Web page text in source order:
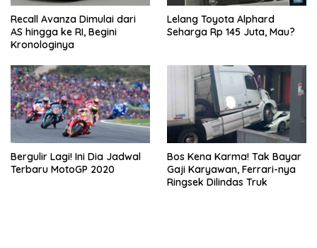
Recall Avanza Dimulai dari
AS hingga ke RI, Begini
Kronologinya
Lelang Toyota Alphard
Seharga Rp 145 Juta, Mau?
Bergulir Lagi! Ini Dia Jadwal
Terbaru MotoGP 2020
Bos Kena Karma! Tak Bayar
Gaji Karyawan, Ferrari-nya
Ringsek Dilindas Truk